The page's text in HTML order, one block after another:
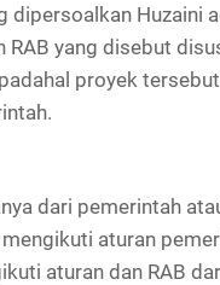
dipersoalkan Huzaini
RAB yang disebut
proyek
dari pemerintah
aturan
aturan dan RAB